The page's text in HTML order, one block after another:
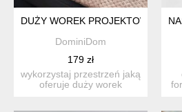
DUŻY WOREK PROJEKTOWY Z
DominiDom
179 zł
wykorzystaj przestrzeń jaką
oferuje duży worek